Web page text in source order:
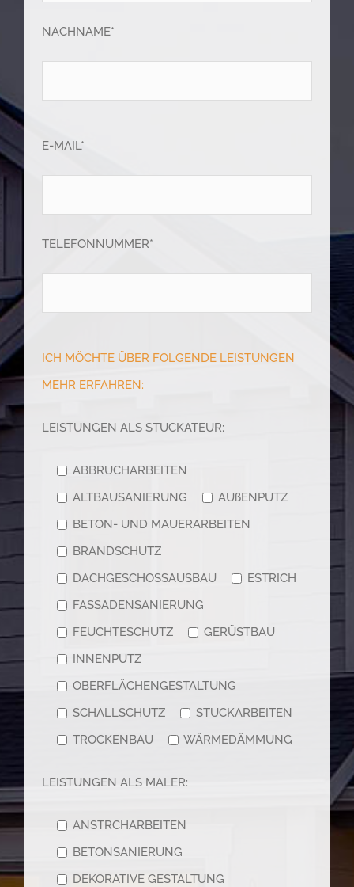
NACHNAME*
E-MAIL*
TELEFONNUMMER*
ICH MÖCHTE ÜBER FOLGENDE LEISTUNGEN
MEHR ERFAHREN:
LEISTUNGEN ALS STUCKATEUR:
ABBRUCHARBEITEN
ALTBAUSANIERUNG
AUßENPUTZ
BETON- UND MAUERARBEITEN
BRANDSCHUTZ
DACHGESCHOSSAUSBAU
ESTRICH
FASSADENSANIERUNG
FEUCHTESCHUTZ
GERÜSTBAU
INNENPUTZ
OBERFLÄCHENGESTALTUNG
SCHALLSCHUTZ
STUCKARBEITEN
TROCKENBAU
WÄRMEDÄMMUNG
LEISTUNGEN ALS MALER:
ANSTRCHARBEITEN
BETONSANIERUNG
DEKORATIVE GESTALTUNG